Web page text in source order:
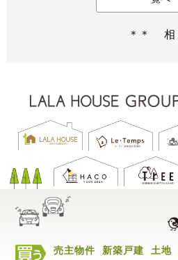
＊＊ 相
売主物件 新築戸建 土地